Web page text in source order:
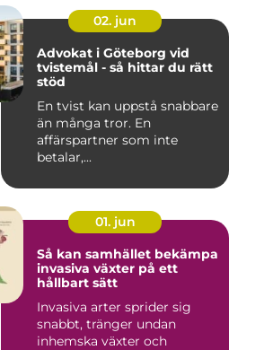
02. jun
Advokat i Göteborg vid
tvistemål - så hittar du rätt
stöd
En tvist kan uppstå snabbare
än många tror. En
affärspartner som inte
betalar,...
01. jun
Så kan samhället bekämpa
invasiva växter på ett
hållbart sätt
Invasiva arter sprider sig
snabbt, tränger undan
inhemska växter och